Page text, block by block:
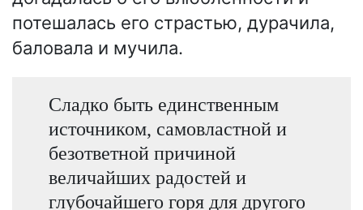
потешалась его страстью, дурачила,
баловала и мучила.
Сладко быть единственным
источником, самовластной и
безответной причиной
величайших радостей и
глубочайшего горя для другого